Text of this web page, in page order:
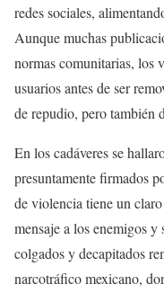
redes sociales,
Aunque muchas
normas comunitarias, los
usuarios antes de ser
de repudio, pero también
En los cadáveres se
presuntamente firmados
de violencia tiene un
mensaje a los enemigos
colgados y decapitados
narcotráfico mexicano,